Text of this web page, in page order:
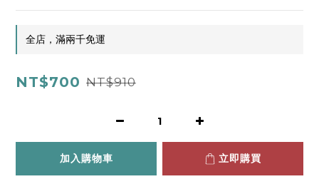
全店，滿兩千免運
NT$700 NT$910
加入購物車 立即購買